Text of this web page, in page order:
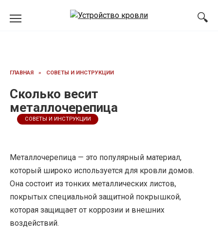
ГЛАВНАЯ » СОВЕТЫ И ИНСТРУКЦИИ
Сколько весит
металлочерепица
СОВЕТЫ И ИНСТРУКЦИИ
Металлочерепица — это популярный материал,
который широко используется для кровли домов.
Она состоит из тонких металлических листов,
покрытых специальной защитной покрышкой,
которая защищает от коррозии и внешних
воздействий.